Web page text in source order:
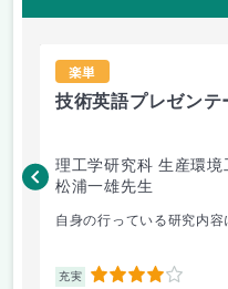
楽単
技術英語プレゼンテ
理工学研究科 生産環境
松浦一雄先生
自身の行っている研究内容
充実 4